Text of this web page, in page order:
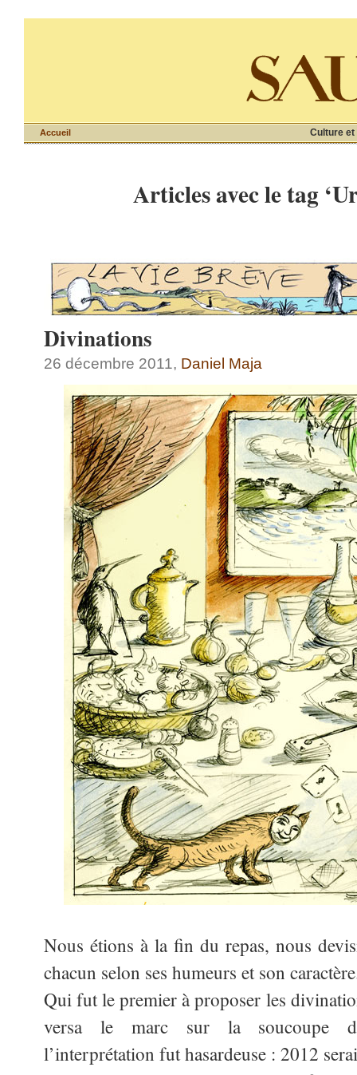
Culture et
Accueil
Articles avec le tag
Divinations
26 décembre 2011, Daniel Maja
Nous étions à la fin du repas, nous
chacun selon ses humeurs et son
Qui fut le premier à proposer les
versa le marc sur la soucoupe
l’interprétation fut hasardeuse : 2012